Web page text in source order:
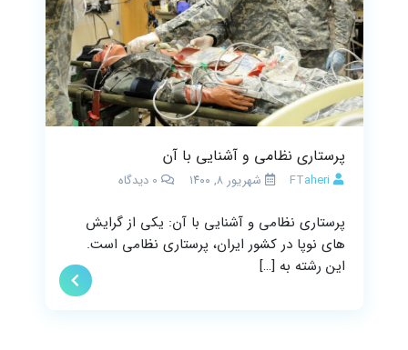
پرستاری نظامی و آشنایی با آن
FTaheri شهریور ۸, ۱۴۰۰ 0 دیدگاه
پرستاری نظامی و آشنایی با آن: یکی از گرایش
های نوپا در کشور ایران، پرستاری نظامی است.
این رشته به […]